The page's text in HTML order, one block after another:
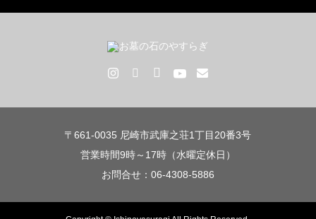
〒661-0035 尼崎市武庫之荘1丁目20番3号
営業時間9時～17時（水曜定休日）
お問合せ：06-4308-5886